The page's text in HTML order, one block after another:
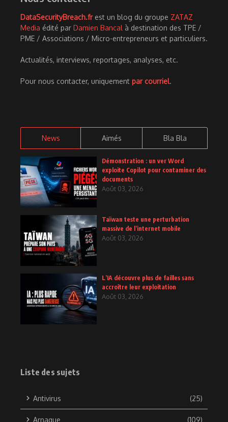
DataSecurityBreach.frest un blog du groupe ZATAZ
Media édité par Damien Bancal à destination des TPE /
PME / Associations / Micro-entrepreneurs et particuliers.
Actualités, interviews, reportages, analyses, etc.
Pour nous contacter, uniquement par courriel.
News Aimés Bla Bla
Démonstration : un ver Word
exploite Copilot pour contaminer des
documents
Août 03, 2026
Taïwan teste une perturbation
massive de l’internet mobile
Août 03, 2026
L’IA découvre plus de failles sans
accroître leur exploitation
Août 03, 2026
Liste des sujets
Antivirus (25)
Arnaque (109)